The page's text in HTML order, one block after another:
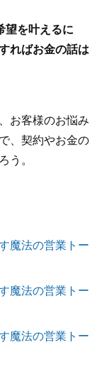
望を叶えるに
ればお金の話は
お客様のお悩み
、契約やお金の
。
魔法の営業トー
魔法の営業トー
魔法の営業トー